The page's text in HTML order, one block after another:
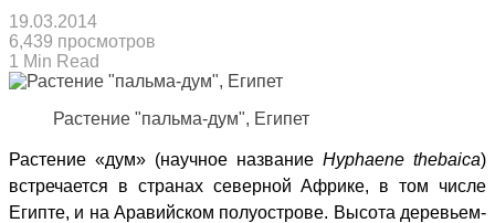
19.03.2014
6,439 просмотров
1 Min Read
Растение "пальма-дум", Египет
Растение «дум» (научное название Hyphaene thebaica)
встречается в странах северной Африке, в том числе
Египте, и на Аравийском полуострове. Высота деревьем-